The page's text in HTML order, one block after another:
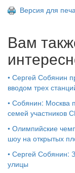
Версия для
Вам
• Сергей Собянин
вводом трех
• Собянин: Москва
семей участников
• Олимпийские
шоу на открытых
• Сергей Собянин:
улицы